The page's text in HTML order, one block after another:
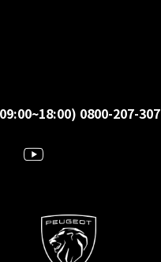
0800-207-307